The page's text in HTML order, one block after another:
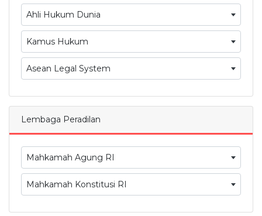
Ahli Hukum Dunia
Kamus Hukum
Asean Legal System
Lembaga Peradilan
Mahkamah Agung RI
Mahkamah Konstitusi RI